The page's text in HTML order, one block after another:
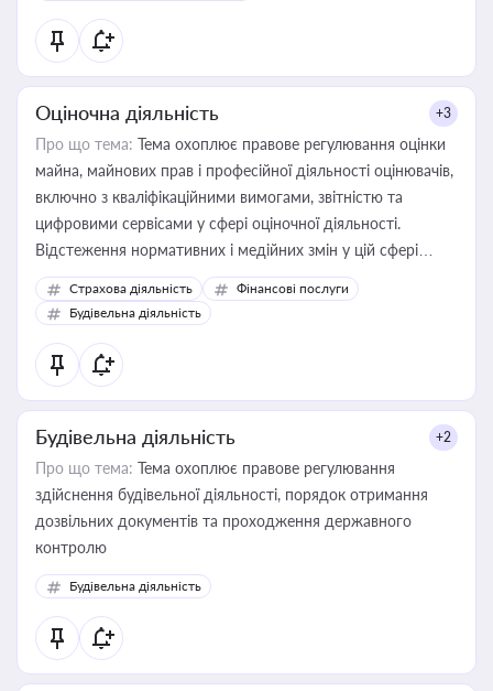
Оціночна діяльність +3
Про що тема: Тема охоплює правове регулювання оцінки
майна, майнових прав і професійної діяльності оцінювачів,
включно з кваліфікаційними вимогами, звітністю та
цифровими сервісами у сфері оціночної діяльності.
Відстеження нормативних і медійних змін у цій сфері
корисне для власника бізнесу, керівника, юриста або
бухгалтера під час оподаткування, приватизації, оренди
державного майна, корпоративних угод і перевірки
статусу суб'єктів оціночної діяльності
Страхова діяльність
Фінансові послуги
Будівельна діяльність
Будівельна діяльність +2
Про що тема: Тема охоплює правове регулювання
здійснення будівельної діяльності, порядок отримання
дозвільних документів та проходження державного
контролю
Будівельна діяльність